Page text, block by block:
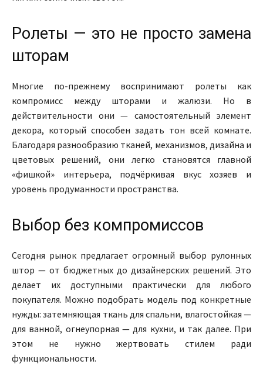
Ролеты — это не просто замена
шторам
Многие по-прежнему воспринимают ролеты как
компромисс между шторами и жалюзи. Но в
действительности они — самостоятельный элемент
декора, который способен задать тон всей комнате.
Благодаря разнообразию тканей, механизмов, дизайна и
цветовых решений, они легко становятся главной
«фишкой» интерьера, подчёркивая вкус хозяев и
уровень продуманности пространства.
Выбор без компромиссов
Сегодня рынок предлагает огромный выбор рулонных
штор — от бюджетных до дизайнерских решений. Это
делает их доступными практически для любого
покупателя. Можно подобрать модель под конкретные
нужды: затемняющая ткань для спальни, влагостойкая —
для ванной, огнеупорная — для кухни, и так далее. При
этом не нужно жертвовать стилем ради
функциональности.